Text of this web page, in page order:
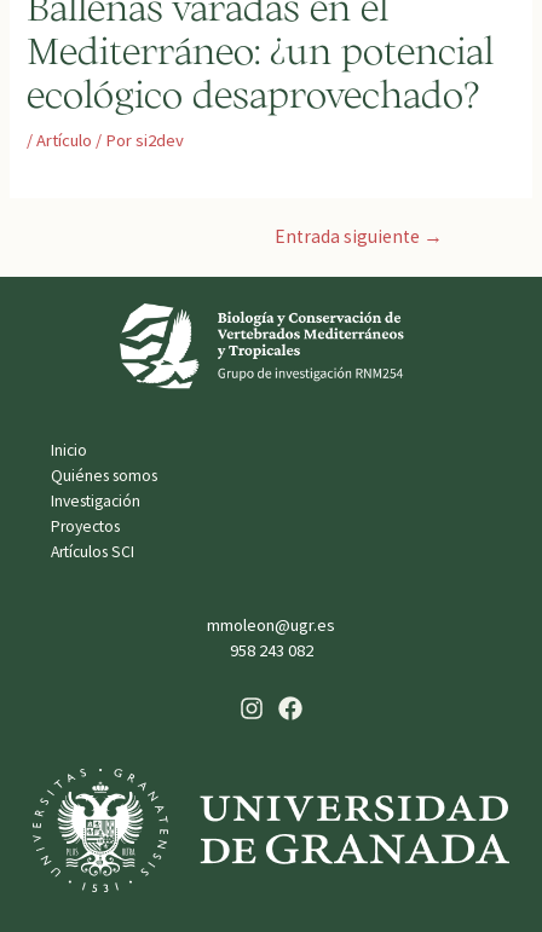
Mediterráneo: ¿un potencial
ecológico desaprovechado?
/Artículo / Porsi2dev
Entrada siguiente →
Inicio
Quiénes somos
Investigación
Proyectos
Artículos SCI
mmoleon@ugr.es
958 243 082